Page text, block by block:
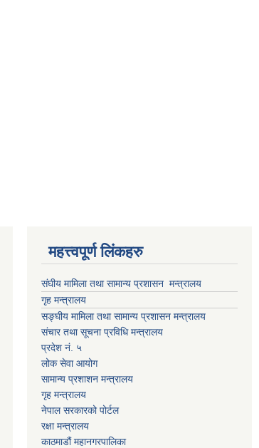
महत्त्वपूर्ण लिंकहरु
संघीय मामिला तथा सामान्य प्रशासन मन्त्रालय
गृह मन्त्रालय
सङ्घीय मामिला तथा सामान्य प्रशासन मन्त्रालय
संचार तथा सूचना प्रविधि मन्त्रालय
प्रदेश नं. ५
लोक सेवा आयोग
सामान्य प्रशाशन मन्त्रालय
गृह मन्त्रालय
नेपाल सरकारको पोर्टल
रक्षा मन्त्रालय
काठमाडौं महानगरपालिका